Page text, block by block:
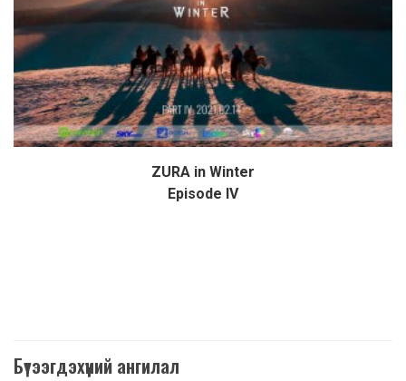
ZURA in Winter
Episode IV
Бүтээгдэхүүний ангилал